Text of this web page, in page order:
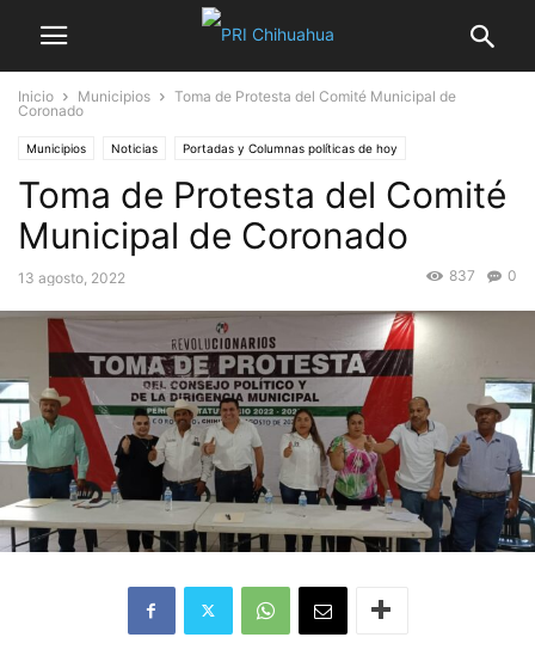
Inicio Municipios
Toma de Protesta del Comité Municipal de
Coronado
Municipios Noticias Portadas y Columnas políticas de hoy
Toma de Protesta del Comité
Municipal de Coronado
13 agosto, 2022 0
837